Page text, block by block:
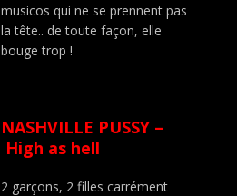
musicos qui ne se prennent pas
la tête.. de toute façon, elle
bouge trop !
NASHVILLE PUSSY –
High as hell
2 garçons, 2 filles carrément